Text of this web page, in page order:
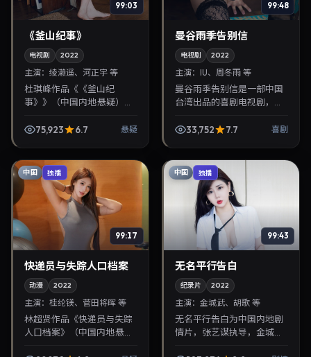
99:03
《釜山纪事》
电视剧 2022
主演： 绫濑遥、河正宇 等
杜琪峰作品《《釜山纪
事》》（中国内地·悬疑）由
年10月27日正式上映。影片
75,923 6.7 悬疑
99:48
曼谷雨季告别信
电视剧 2022
主演： IU、周冬雨 等
曼谷雨季告别信是一部中国
台湾出品的喜剧电视剧，王
演，2022年12月24日院线上
33,752 7.7 喜剧
中国 独播
99:17
快递员与失踪人口档案
动漫 2022
主演： 桂纶镁、菅田将晖 等
林超贤作品《快递员与失踪
人口档案》（中国内地·悬
中国 独播
99:43
无名平行告白
纪录片 2022
主演：金城武、胡歌 等
无名平行告白为中国内地剧
情片，张艺谋执导，金城